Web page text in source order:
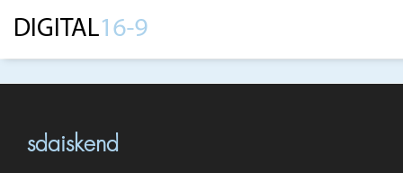
sdaiskend